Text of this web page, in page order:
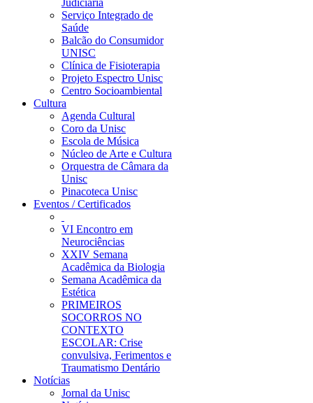
Judiciária
Serviço Integrado de
Saúde
Balcão do Consumidor
UNISC
Clínica de Fisioterapia
Projeto Espectro Unisc
Centro Socioambiental
Cultura
Agenda Cultural
Coro da Unisc
Escola de Música
Núcleo de Arte e Cultura
Orquestra de Câmara da
Unisc
Pinacoteca Unisc
Eventos / Certificados
VI Encontro em
Neurociências
XXIV Semana
Acadêmica da Biologia
Semana Acadêmica da
Estética
PRIMEIROS
SOCORROS NO
CONTEXTO
ESCOLAR: Crise
convulsiva, Ferimentos e
Traumatismo Dentário
Notícias
Jornal da Unisc